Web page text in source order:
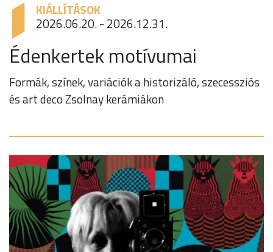
KIÁLLÍTÁSOK
2026.06.20. - 2026.12.31.
Édenkertek motívumai
Formák, színek, variációk a historizáló, szecessziós
és art deco Zsolnay kerámiákon